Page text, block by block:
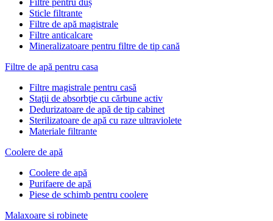
Filtre pentru duș
Sticle filtrante
Filtre de apă magistrale
Filtre anticalcare
Mineralizatoare pentru filtre de tip cană
Filtre de apă pentru casa
Filtre magistrale pentru casă
Staţii de absorbţie cu cărbune activ
Dedurizatoare de apă de tip cabinet
Sterilizatoare de apă cu raze ultraviolete
Materiale filtrante
Coolere de apă
Сoolere de apă
Purifaere de apă
Piese de schimb pentru coolere
Malaxoare si robinete